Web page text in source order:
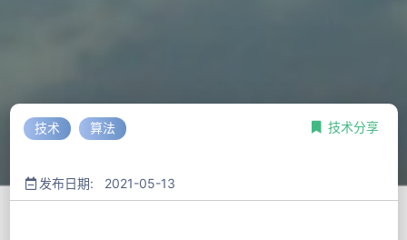
技术 算法 技术分享
发布日期: 2021-05-13